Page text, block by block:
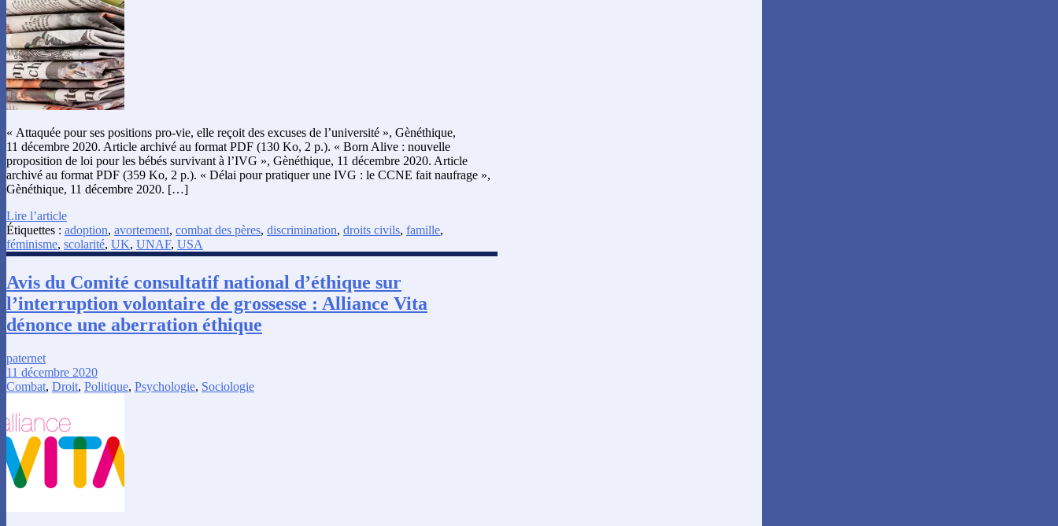
« Attaquée pour ses positions pro-vie, elle reçoit des excuses de l’université », Gènéthique,
11 décembre 2020. Article archivé au format PDF (130 Ko, 2 p.). « Born Alive : nouvelle
proposition de loi pour les bébés survivant à l’IVG », Gènéthique, 11 décembre 2020. Article
archivé au format PDF (359 Ko, 2 p.). « Délai pour pratiquer une IVG : le CCNE fait naufrage »,
Gènéthique, 11 décembre 2020. […]
Lire l’article
Étiquettes : adoption, avortement, combat des pères, discrimination, droits civils, famille,
féminisme, scolarité, UK, UNAF, USA
Avis du Comité consultatif national d’éthique sur
l’interruption volontaire de grossesse : Alliance Vita
dénonce une aberration éthique
paternet
11 décembre 2020
Combat, Droit, Politique, Psychologie, Sociologie